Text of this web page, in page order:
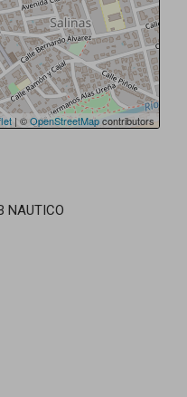
| ©OpenStreetMapcontributors
NAUTICO